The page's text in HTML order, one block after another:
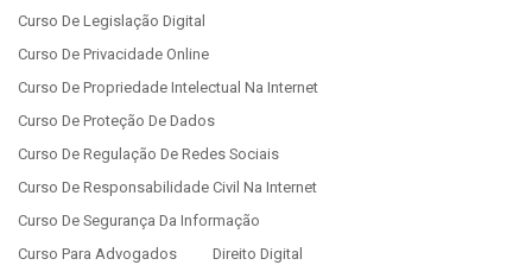
Curso De Legislação Digital
Curso De Privacidade Online
Curso De Propriedade Intelectual Na Internet
Curso De Proteção De Dados
Curso De Regulação De Redes Sociais
Curso De Responsabilidade Civil Na Internet
Curso De Segurança Da Informação
Curso Para Advogados
Direito Digital